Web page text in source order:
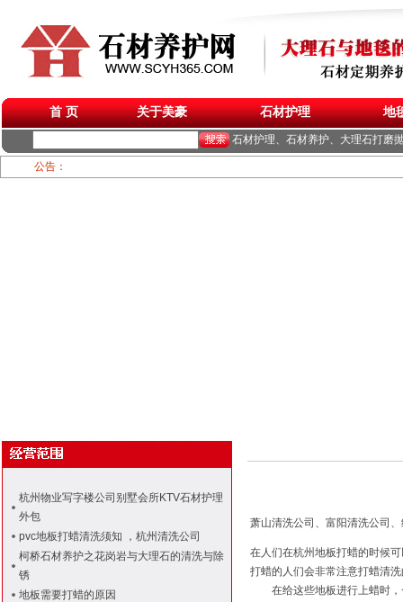
首 页 关于美豪 石材护理 地
石材护理、石材养护、大理石打磨
公告：
杭州物业写字楼公司别墅会所KTV石材护理
外包
pvc地板打蜡清洗须知 ，杭州清洗公司
柯桥石材养护之花岗岩与大理石的清洗与除
锈
地板需要打蜡的原因
萧山清洗公司、富阳清洗公司
在人们在杭州地板打蜡的时候
打蜡的人们会非常注意打蜡清
在给这些地板进行上蜡时，